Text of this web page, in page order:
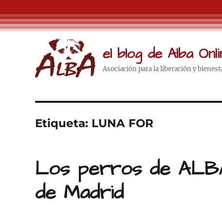
el blog de Alba
Asociación para la liberación y
Etiqueta: LUNA FOR
Los perros de
de Madrid